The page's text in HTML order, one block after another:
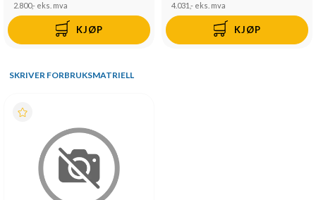
2.800,- eks. mva
KJØP
4.031,- eks. mva
KJØP
SKRIVER FORBRUKSMATRIELL